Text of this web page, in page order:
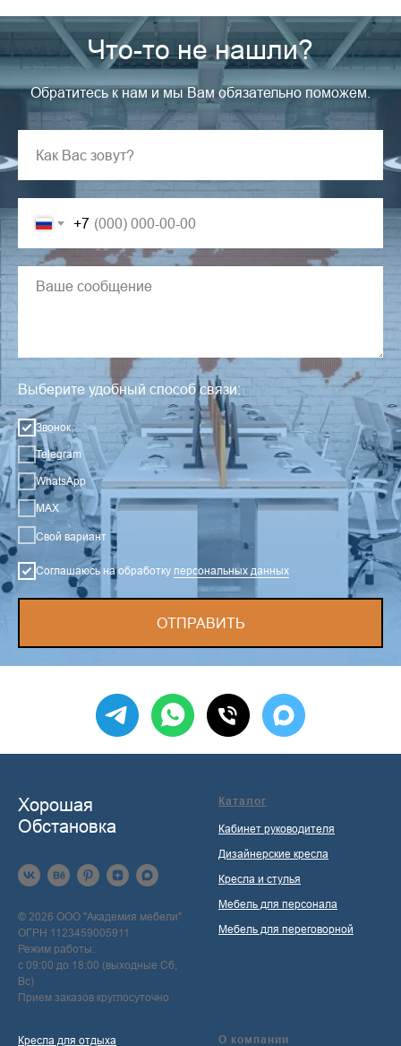
Что-то не нашли?
Обратитесь к нам и мы Вам обязательно поможем.
+7
Выберите удобный способ связи:
Звонок
Telegram
WhatsApp
MAX
Свой вариант
Соглашаюсь на обработку персональных данных
ОТПРАВИТЬ
Хорошая
Обстановка
© 2026 ООО "Академия мебели"
ОГРН 1123459005911
Режим работы:
с 09:00 до 18:00 (выходные Сб,
Вс)
Прием заказов круглосуточно
Каталог
Кабинет руководителя
Дизайнерские кресла
Кресла и стулья
Мебель для персонала
Мебель для переговорной
Кресла для отдыха О компании